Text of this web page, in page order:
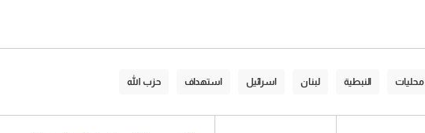
محليات النبطية لبنان اسرائيل استهداف حزب الله